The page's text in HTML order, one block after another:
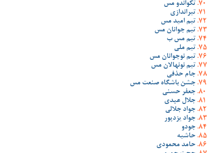
تکواندو مس
تیراندازی
تیم امید مس
تیم جوانان مس
تیم مس ب
تیم ملی
تیم نوجوانان مس
تیم نونهالان مس
جام حذفی
جشن باشگاه صنعت مس
جعفر حسنی
جلال عبدی
جواد جلالی
جواد یزدپور
جودو
حاشیه
حامد محمودی